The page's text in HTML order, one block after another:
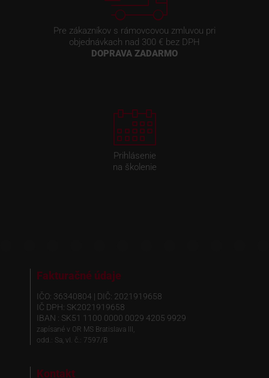
Pre zákazníkov s rámovcovou zmluvou pri
objednávkach nad 300 € bez DPH
DOPRAVA ZADARMO
Prihlásenie
na školenie
Fakturačné údaje
IČO: 36340804 | DIČ: 2021919658
IČ DPH: SK2021919658
IBAN : SK51 1100 0000 0029 4205 9929
zapísané v OR MS Bratislava III,
odd.: Sa, vl. č.: 7597/B
Kontakt